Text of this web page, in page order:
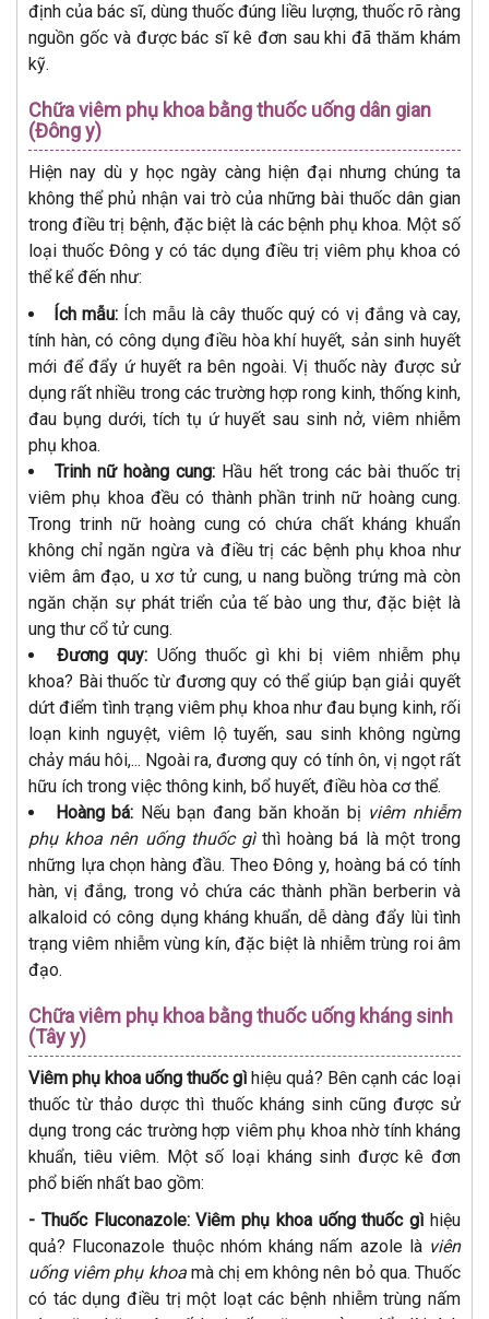
định của bác sĩ, dùng thuốc đúng liều lượng, thuốc rõ ràng
nguồn gốc và được bác sĩ kê đơn sau khi đã thăm khám
kỹ.
Chữa viêm phụ khoa bằng thuốc uống dân gian
(Đông y)
Hiện nay dù y học ngày càng hiện đại nhưng chúng ta
không thể phủ nhận vai trò của những bài thuốc dân gian
trong điều trị bệnh, đặc biệt là các bệnh phụ khoa. Một số
loại thuốc Đông y có tác dụng điều trị viêm phụ khoa có
thể kể đến như:
Ích mẫu: Ích mẫu là cây thuốc quý có vị đắng và cay,
tính hàn, có công dụng điều hòa khí huyết, sản sinh huyết
mới để đẩy ứ huyết ra bên ngoài. Vị thuốc này được sử
dụng rất nhiều trong các trường hợp rong kinh, thống kinh,
đau bụng dưới, tích tụ ứ huyết sau sinh nở, viêm nhiễm
phụ khoa.
Trinh nữ hoàng cung: Hầu hết trong các bài thuốc trị
viêm phụ khoa đều có thành phần trinh nữ hoàng cung.
Trong trinh nữ hoàng cung có chứa chất kháng khuẩn
không chỉ ngăn ngừa và điều trị các bệnh phụ khoa như
viêm âm đạo, u xơ tử cung, u nang buồng trứng mà còn
ngăn chặn sự phát triển của tế bào ung thư, đặc biệt là
ung thư cổ tử cung.
Đương quy: Uống thuốc gì khi bị viêm nhiễm phụ
khoa? Bài thuốc từ đương quy có thể giúp bạn giải quyết
dứt điểm tình trạng viêm phụ khoa như đau bụng kinh, rối
loạn kinh nguyệt, viêm lộ tuyến, sau sinh không ngừng
chảy máu hôi,... Ngoài ra, đương quy có tính ôn, vị ngọt rất
hữu ích trong việc thông kinh, bổ huyết, điều hòa cơ thể.
Hoàng bá: Nếu bạn đang băn khoăn bị viêm nhiễm
phụ khoa nên uống thuốc gìthì hoàng bá là một trong
những lựa chọn hàng đầu. Theo Đông y, hoàng bá có tính
hàn, vị đắng, trong vỏ chứa các thành phần berberin và
alkaloid có công dụng kháng khuẩn, dễ dàng đẩy lùi tình
trạng viêm nhiễm vùng kín, đặc biệt là nhiễm trùng roi âm
đạo.
Chữa viêm phụ khoa bằng thuốc uống kháng sinh
(Tây y)
Viêm phụ khoa uống thuốc gì hiệu quả? Bên cạnh các loại
thuốc từ thảo dược thì thuốc kháng sinh cũng được sử
dụng trong các trường hợp viêm phụ khoa nhờ tính kháng
khuẩn, tiêu viêm. Một số loại kháng sinh được kê đơn
phổ biến nhất bao gồm:
- Thuốc Fluconazole: Viêm phụ khoa uống thuốc gì hiệu
quả? Fluconazole thuộc nhóm kháng nấm azole là viên
uống viêm phụ khoa mà chị em không nên bỏ qua. Thuốc
có tác dụng điều trị một loạt các bệnh nhiễm trùng nấm